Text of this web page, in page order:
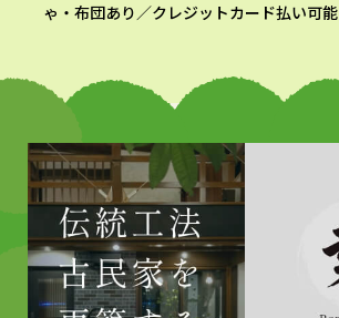
ゃ・布団あり／クレジットカード払い可能